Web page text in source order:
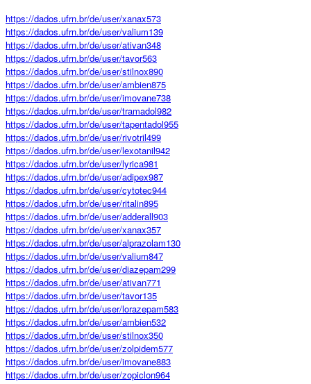
https://dados.ufrn.br/de/user/xanax573
https://dados.ufrn.br/de/user/valium139
https://dados.ufrn.br/de/user/ativan348
https://dados.ufrn.br/de/user/tavor563
https://dados.ufrn.br/de/user/stilnox890
https://dados.ufrn.br/de/user/ambien875
https://dados.ufrn.br/de/user/imovane738
https://dados.ufrn.br/de/user/tramadol982
https://dados.ufrn.br/de/user/tapentadol955
https://dados.ufrn.br/de/user/rivotril499
https://dados.ufrn.br/de/user/lexotanil942
https://dados.ufrn.br/de/user/lyrica981
https://dados.ufrn.br/de/user/adipex987
https://dados.ufrn.br/de/user/cytotec944
https://dados.ufrn.br/de/user/ritalin895
https://dados.ufrn.br/de/user/adderall903
https://dados.ufrn.br/de/user/xanax357
https://dados.ufrn.br/de/user/alprazolam130
https://dados.ufrn.br/de/user/valium847
https://dados.ufrn.br/de/user/diazepam299
https://dados.ufrn.br/de/user/ativan771
https://dados.ufrn.br/de/user/tavor135
https://dados.ufrn.br/de/user/lorazepam583
https://dados.ufrn.br/de/user/ambien532
https://dados.ufrn.br/de/user/stilnox350
https://dados.ufrn.br/de/user/zolpidem577
https://dados.ufrn.br/de/user/imovane883
https://dados.ufrn.br/de/user/zopiclon964